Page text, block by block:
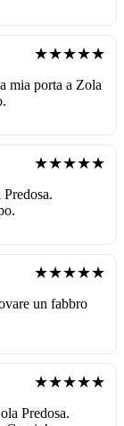
★★★★★
mia porta a Zola
★★★★★
★★★★★
un fabbro
★★★★★
Predosa.